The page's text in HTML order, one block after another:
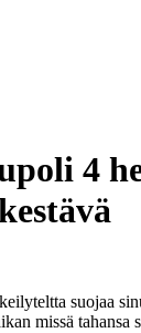
4
suojaa
missä tahansa